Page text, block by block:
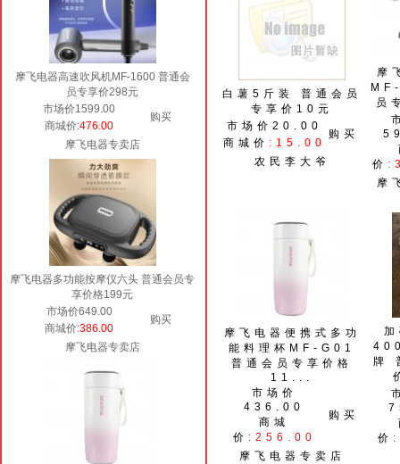
摩飞电器高速吹风机MF-1600 普通会
员专享价298元
市场价1599.00
购买
商城价:476.00
摩飞电器专卖店
摩飞电器多功能按摩仪六头 普通会员专
享价格199元
市场价649.00
购买
商城价:386.00
摩飞电器专卖店
白薯5斤装 普通会员
专享价10元
市场价20.00
购买
商城价 :15.00
农民李大爷
摩
员
价
摩
摩飞电器便携式多功
能料理杯MF-G01
普通会员专享价格
11...
市场价
436.00
购买
商城
价 :256.00
摩飞电器专卖店
牌
价